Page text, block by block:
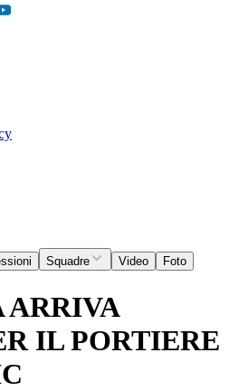
Squadre Video Foto
ARRIVA
IL PORTIERE